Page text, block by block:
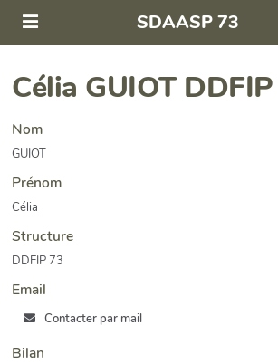
SDAASP 73
Célia GUIOT
Nom
GUIOT
Prénom
Célia
Structure
DDFIP 73
Email
Contacter par mail
Bilan